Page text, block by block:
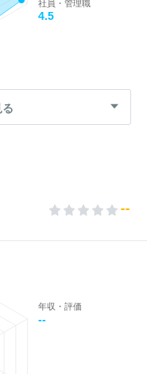
社員・管理職
4.5
--
年収・評価
--